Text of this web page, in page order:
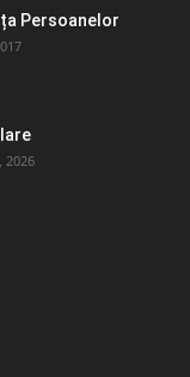
Persoanelor
2026